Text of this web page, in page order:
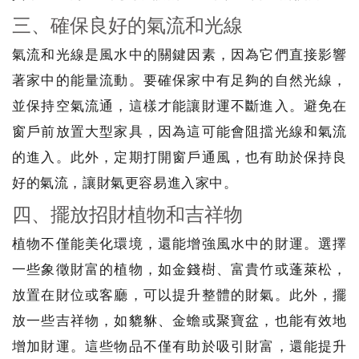
三、確保良好的氣流和光線
氣流和光線是風水中的關鍵因素，因為它們直接影響
著家中的能量流動。要確保家中有足夠的自然光線，
並保持空氣流通，這樣才能讓財運不斷進入。避免在
窗戶前放置大型家具，因為這可能會阻擋光線和氣流
的進入。此外，定期打開窗戶通風，也有助於保持良
好的氣流，讓財氣更容易進入家中。
四、擺放招財植物和吉祥物
植物不僅能美化環境，還能增強風水中的財運。選擇
一些象徵財富的植物，如金錢樹、富貴竹或蓬萊松，
放置在財位或客廳，可以提升整體的財氣。此外，擺
放一些吉祥物，如貔貅、金蟾或聚寶盆，也能有效地
增加財運。這些物品不僅有助於吸引財富，還能提升